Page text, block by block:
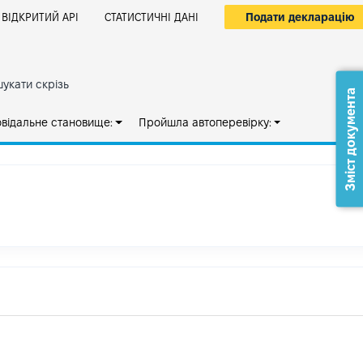
ВІДКРИТИЙ АРІ СТАТИСТИЧНІ ДАНІ Подати декларацію
скрізь
становище: Пройшла автоперевірку: Зміст документа